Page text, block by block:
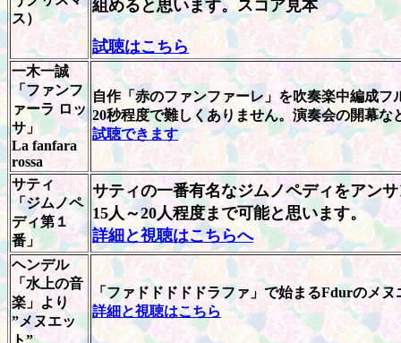
ス）
組めると思います。スコア見本
試聴はこちら
一木一誠
「ファンフ
ァーラ ロッ
サ」
La fanfara
rossa
自作「赤のファンファーレ」を吹奏楽中編成フ
20秒程度で難しくありません。演奏会の開幕な
試聴できます
サティ
「ジムノペ
ディ第１
番」
サティの一番有名なジムノペディをアン
15人～20人程度まで可能と思います。
詳細と視聴はこちらへ
ヘンデル
「水上の音
楽」より
”メヌエッ
ト”
「ファドドドドドラファ」で始まるFdurのメ
詳細と視聴はこちら